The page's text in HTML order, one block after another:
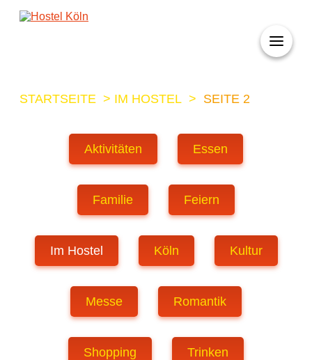
STARTSEITE > IM HOSTEL > SEITE 2
Aktivitäten Essen
Familie Feiern
Im Hostel Köln Kultur
Messe Romantik
Shopping Trinken